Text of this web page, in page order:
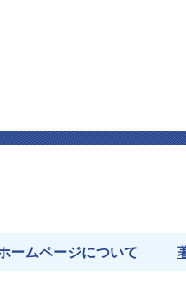
ームページについて